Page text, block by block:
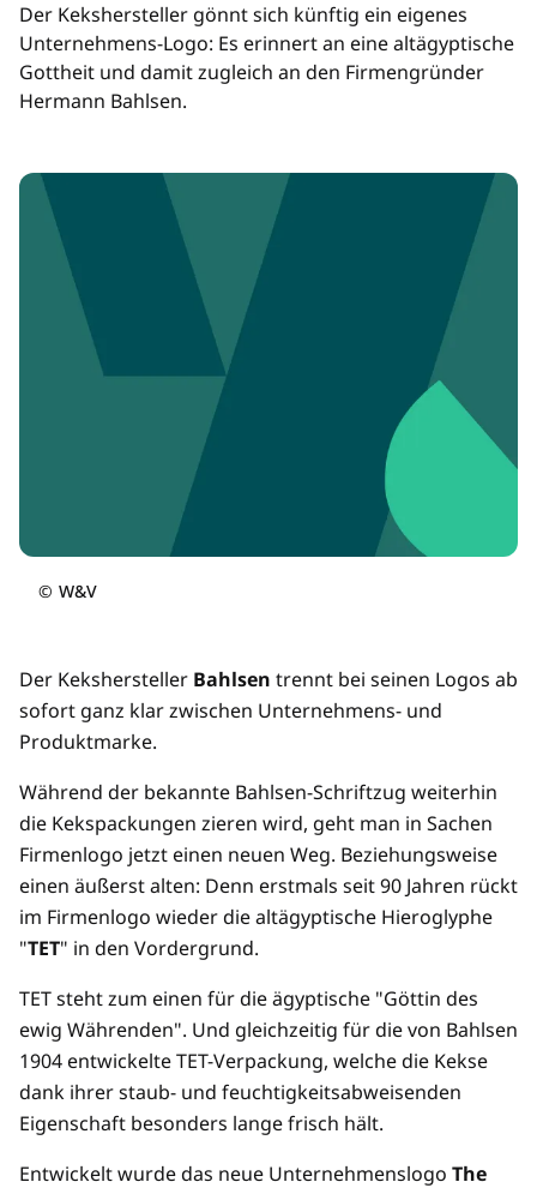
Der Kekshersteller gönnt sich künftig ein eigenes
Unternehmens-Logo: Es erinnert an eine altägyptische
Gottheit und damit zugleich an den Firmengründer
Hermann Bahlsen.
© W&V
Der Kekshersteller Bahlsen trennt bei seinen Logos ab
sofort ganz klar zwischen Unternehmens- und
Produktmarke.
Während der bekannte Bahlsen-Schriftzug weiterhin
die Kekspackungen zieren wird, geht man in Sachen
Firmenlogo jetzt einen neuen Weg. Beziehungsweise
einen äußerst alten: Denn erstmals seit 90 Jahren rückt
im Firmenlogo wieder die altägyptische Hieroglyphe
"TET" in den Vordergrund.
TET steht zum einen für die ägyptische "Göttin des
ewig Währenden". Und gleichzeitig für die von Bahlsen
1904 entwickelte TET-Verpackung, welche die Kekse
dank ihrer staub- und feuchtigkeitsabweisenden
Eigenschaft besonders lange frisch hält.
Entwickelt wurde das neue Unternehmenslogo The